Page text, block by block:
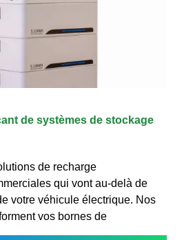
de systèmes de stockage
de recharge
qui vont au-delà de
votre véhicule électrique. Nos
vos bornes de